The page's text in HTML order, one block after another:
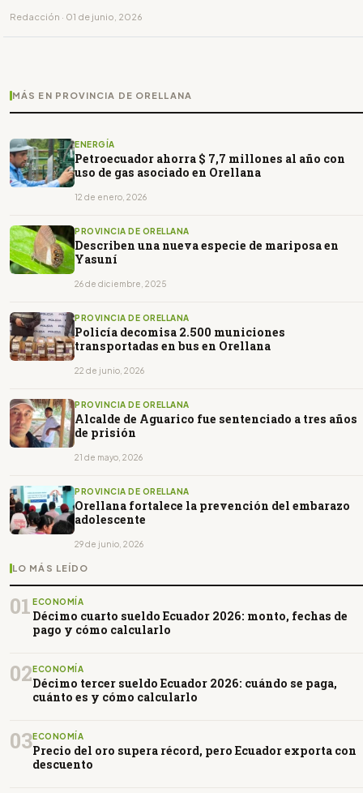
Redacción · 01 de junio, 2026
MÁS EN PROVINCIA DE ORELLANA
ENERGÍA
Petroecuador ahorra $ 7,7 millones al año con
uso de gas asociado en Orellana
12 de enero, 2026
PROVINCIA DE ORELLANA
Describen una nueva especie de mariposa en
Yasuní
26 de diciembre, 2025
PROVINCIA DE ORELLANA
Policía decomisa 2.500 municiones
transportadas en bus en Orellana
22 de junio, 2026
PROVINCIA DE ORELLANA
Alcalde de Aguarico fue sentenciado a tres años
de prisión
21 de mayo, 2026
PROVINCIA DE ORELLANA
Orellana fortalece la prevención del embarazo
adolescente
29 de junio, 2026
LO MÁS LEÍDO
01 ECONOMÍA
Décimo cuarto sueldo Ecuador 2026: monto, fechas de
pago y cómo calcularlo
02 ECONOMÍA
Décimo tercer sueldo Ecuador 2026: cuándo se paga,
cuánto es y cómo calcularlo
03ECONOMÍA
Precio del oro supera récord, pero Ecuador exporta con
descuento